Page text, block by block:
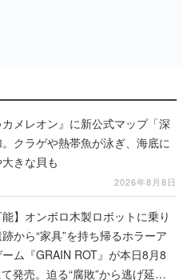
カメレオン』に新公式マップ「深
クラゲや熱帯魚が泳ぎ、海底に
きな貝も
2026年8月8日
能】オンボロ木製ロボットに乗り
から“家具”を持ち帰るホラーア
ム『GRAIN ROT』が本日8月8
発売。迫る“腐敗”から逃げ延